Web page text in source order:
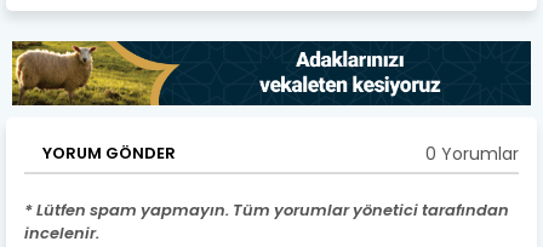
YORUM GÖNDER 0 Yorumlar
* Lütfen spam yapmayın. Tüm yorumlar yönetici tarafından
incelenir.